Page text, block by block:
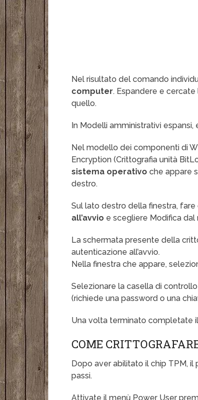
Nel risultato del comando
computer. Espandere e cercate
quello.
In Modelli amministrativi espansi,
Nel modello dei componenti di
Encryption (Crittografia unità
sistema operativo che appare
destro.
Sul lato destro della finestra, fare
all’avvio e scegliere Modifica dal
La schermata presente della
autenticazione all’avvio.
Nella finestra che appare,
Selezionare la casella di controllo
(richiede una password o una
Una volta terminato completate
COME
Dopo aver abilitato il chip TPM,
passi.
Attivate il menù Power User